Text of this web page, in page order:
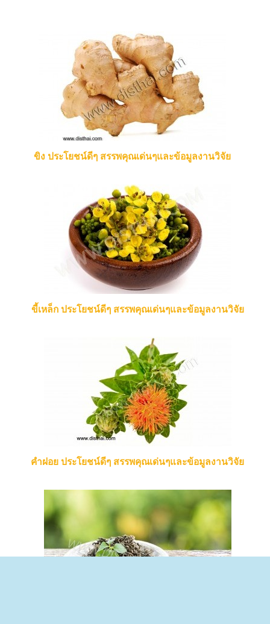
ขิง ประโยชน์ดีๆ สรรพคุณเด่นๆและข้อมูลงานวิจัย
ขี้เหล็ก ประโยชน์ดีๆ สรรพคุณเด่นๆและข้อมูลงานวิจัย
คำฝอย ประโยชน์ดีๆ สรรพคุณเด่นๆและข้อมูลงานวิจัย